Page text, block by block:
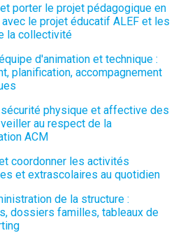
porter le projet pédagogique en
le projet éducatif ALEF et les
la collectivité
d'animation et technique :
planification, accompagnement
physique et affective des
au respect de la
ACM
coordonner les activités
et extrascolaires au quotidien
de la structure :
dossiers familles, tableaux de